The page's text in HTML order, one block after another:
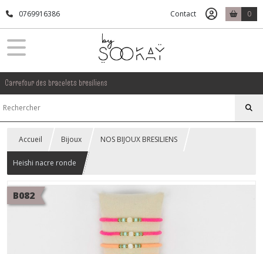
0769916386 Contact 0
Carrefour des bracelets bresiliens
Accueil Bijoux NOS BIJOUX BRESILIENS
Heishi nacre ronde
B082